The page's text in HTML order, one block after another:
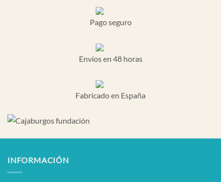
Pago seguro
Envíos en 48 horas
Fabricado en España
INFORMACIÓN